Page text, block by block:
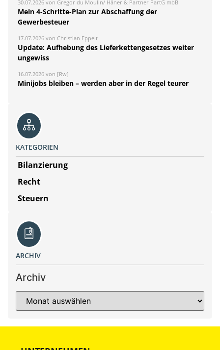
30.07.2026 von Gregor du Moulin/ Häner & Partner PartG mbB
Mein 4-Schritte-Plan zur Abschaffung der
Gewerbesteuer
17.07.2026 von Christian Eppelt
Update: Aufhebung des Lieferkettengesetzes weiter
ungewiss
16.07.2026 von [Rw]
Minijobs bleiben – werden aber in der Regel teurer
KATEGORIEN
Bilanzierung
Recht
Steuern
ARCHIV
Archiv